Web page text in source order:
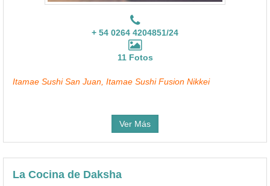
+ 54 0264 4204851/24
11 Fotos
Itamae Sushi San Juan, Itamae Sushi Fusion Nikkei
Ver Más
La Cocina de Daksha